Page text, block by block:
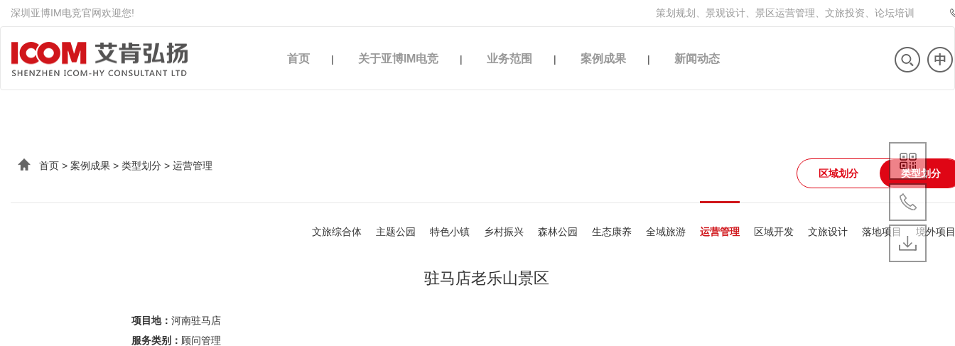
IM(股份有限公司)电竞-电子竞技平台
深圳亚博IM电竞官网欢迎您! 策划规划、景观设计、景区运营管理、文旅投资、论坛培训
首页 | 关于亚博IM电竞 | 业务范围 | 案例成果 | 新闻动态
首页 > 案例成果 > 类型划分 > 运营管理
区域划分 类型划分
文旅综合体 主题公园 特色小镇 乡村振兴 森林公园 生态康养 全域旅游 运营管理 区域开发 文旅设计 落地项目 境外项目
驻马店老乐山景区
项目地： 河南驻马店
服务类别： 顾问管理